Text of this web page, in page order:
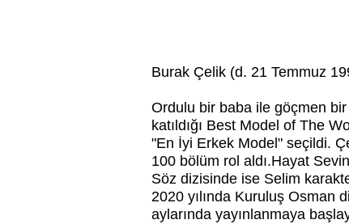
Burak Çelik (d. 21 Temmuz
Ordulu bir baba ile göçmen
katıldığı Best Model of The
"En İyi Erkek Model" seçildi.
100 bölüm rol aldı.Hayat
Söz dizisinde ise Selim
2020 yılında Kuruluş Osman
aylarında yayınlanmaya